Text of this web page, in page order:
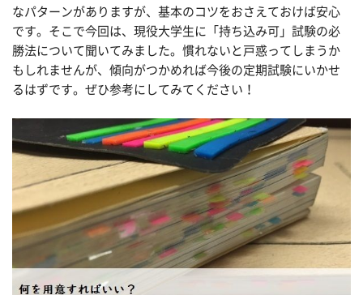
なパターンがありますが、基本のコツをおさえておけば安心
です。そこで今回は、現役大学生に「持ち込み可」試験の必
勝法について聞いてみました。慣れないと戸惑ってしまうか
もしれませんが、傾向がつかめれば今後の定期試験にいかせ
るはずです。ぜひ参考にしてみてください！